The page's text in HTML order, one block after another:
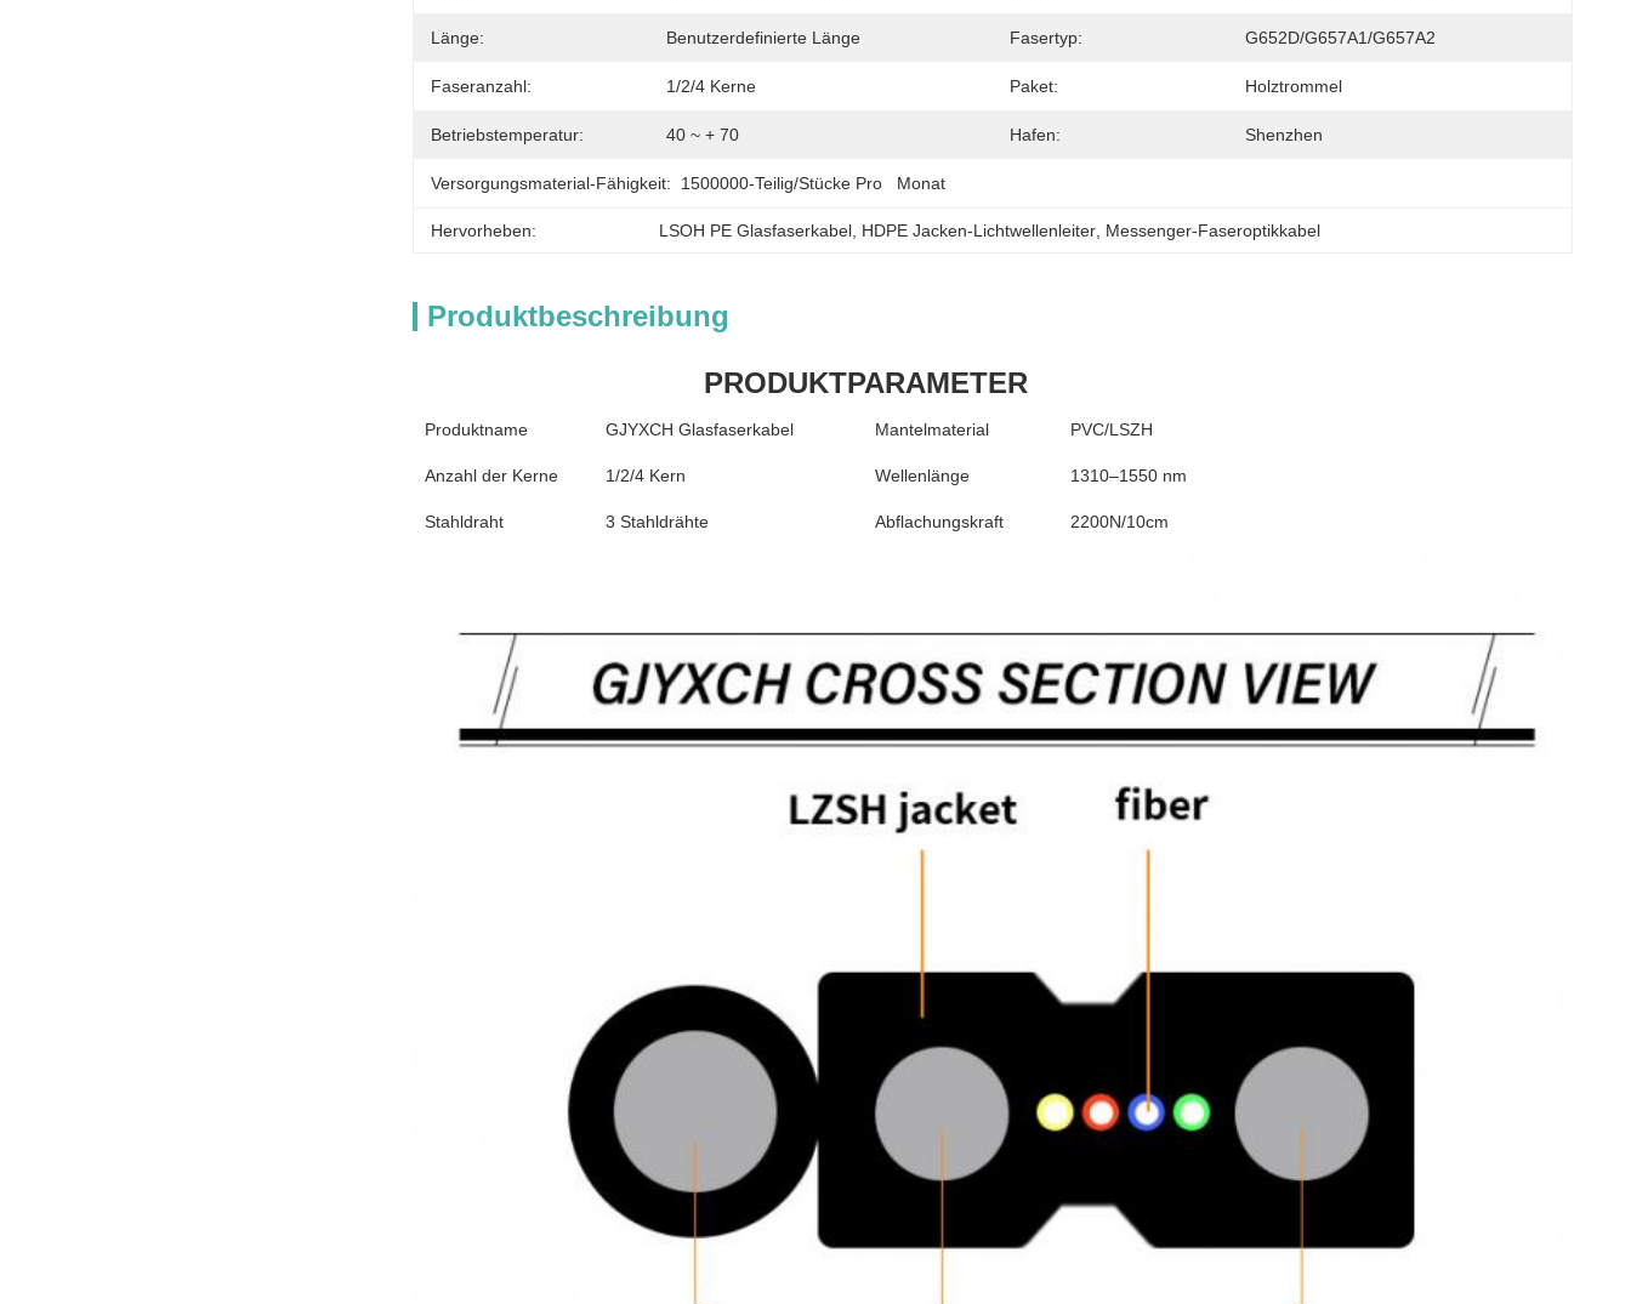
Länge: Benutzerdefinierte Länge Fasertyp: G652D/G657A1/G657A2
Faseranzahl: 1/2/4 Kerne Paket: Holztrommel
Betriebstemperatur: 40 ~ + 70 Hafen: Shenzhen
Versorgungsmaterial-Fähigkeit: 1500000-Teilig/Stücke Pro   Monat
Hervorheben: LSOH PE Glasfaserkabel HDPE Jacken-Lichtwellenleiter Messenger-Faseroptikkabel
Produktbeschreibung
PRODUKTPARAMETER
Produktname GJYXCH Glasfaserkabel Mantelmaterial PVC/LSZH
Anzahl der Kerne 1/2/4 Kern Wellenlänge 1310–1550 nm
Stahldraht 3 Stahldrähte Abflachungskraft 2200N/10cm